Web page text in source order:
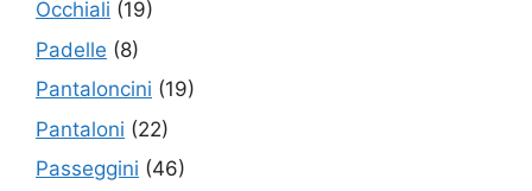
Occhiali (19)
Padelle (8)
Pantaloncini (19)
Pantaloni (22)
Passeggini (46)